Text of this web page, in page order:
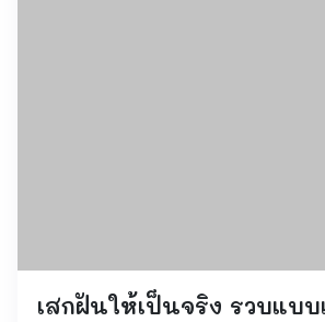
เสกฝันให้เป็นจริง รวบแบบ